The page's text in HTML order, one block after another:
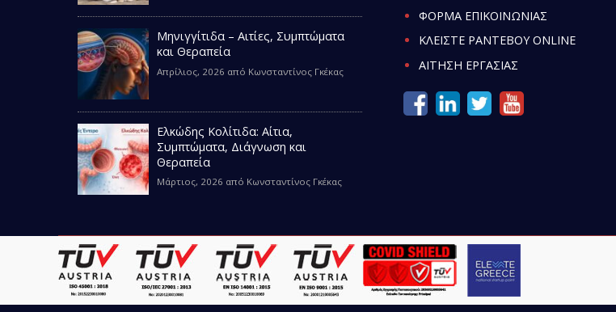
Μηνιγγίτιδα – Αιτίες, Συμπτώματα
και Θεραπεία
Απρίλιος, 2026 από Κωνσταντίνος Γκέκας
Ελκώδης Κολίτιδα: Αίτια,
Συμπτώματα, Διάγνωση και
Θεραπεία
Μάρτιος, 2026 από Κωνσταντίνος Γκέκας
ΦΟΡΜΑ ΕΠΙΚΟΙΝΩΝΙΑΣ
ΚΛΕΙΣΤΕ ΡΑΝΤΕΒΟΥ ONLINE
ΑΙΤΗΣΗ ΕΡΓΑΣΙΑΣ